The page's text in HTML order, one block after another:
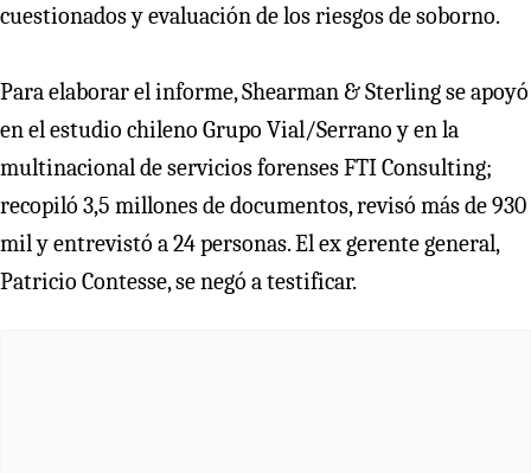
cuestionados y evaluación de los riesgos de soborno.
Para elaborar el informe, Shearman & Sterling se apoyó
en el estudio chileno Grupo Vial/Serrano y en la
multinacional de servicios forenses FTI Consulting;
recopiló 3,5 millones de documentos, revisó más de 930
mil y entrevistó a 24 personas. El ex gerente general,
Patricio Contesse, se negó a testificar.